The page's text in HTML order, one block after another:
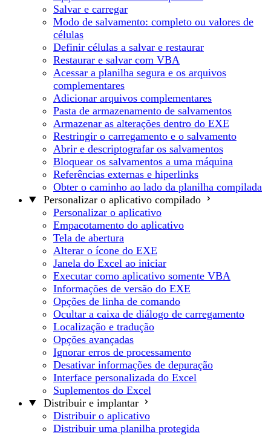
Salvar e carregar
Modo de salvamento: completo ou valores de
células
Definir células a salvar e restaurar
Restaurar e salvar com VBA
Acessar a planilha segura e os arquivos
complementares
Adicionar arquivos complementares
Pasta de armazenamento de salvamentos
Armazenar as alterações dentro do EXE
Restringir o carregamento e o salvamento
Abrir e descriptografar os salvamentos
Bloquear os salvamentos a uma máquina
Referências externas e hiperlinks
Obter o caminho ao lado da planilha compilada
Personalizar o aplicativo compilado
Personalizar o aplicativo
Empacotamento do aplicativo
Tela de abertura
Alterar o ícone do EXE
Janela do Excel ao iniciar
Executar como aplicativo somente VBA
Informações de versão do EXE
Opções de linha de comando
Ocultar a caixa de diálogo de carregamento
Localização e tradução
Opções avançadas
Ignorar erros de processamento
Desativar informações de depuração
Interface personalizada do Excel
Suplementos do Excel
Distribuir e implantar
Distribuir o aplicativo
Distribuir uma planilha protegida